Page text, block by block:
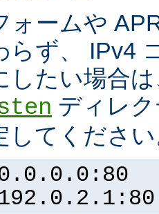
ォームや
らず、 IPv4
したい場合
ディレ
してくださ